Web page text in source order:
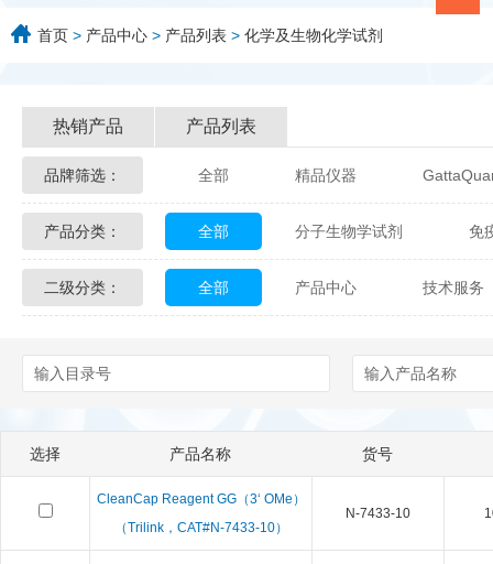
首页 > 产品中心 > 产品列表 > 化学及生物化学试剂
热销产品 产品列表
品牌筛选： 全部 精品仪器
Glycon Biochem Sterlitech
Echelon Biosciences Verichem
Biotez Berlin Diametra
Berry & Associates Zedira
产品分类： 全部 分子生物学试剂 免
化学及生物化学试剂 材料学试剂
二级分类： 全部 产品中心 技术服务
选择 产品名称 货号
CleanCap Reagent GG（3‘ OMe）
（Trilink，CAT#N-7433-10）
N-7433-10